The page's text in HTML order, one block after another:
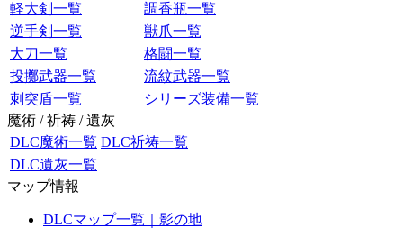
軽大剣一覧
調香瓶一覧
逆手剣一覧
獣爪一覧
大刀一覧
格闘一覧
投擲武器一覧
流紋武器一覧
刺突盾一覧
シリーズ装備一覧
魔術 / 祈祷 / 遺灰
DLC魔術一覧 DLC祈祷一覧
DLC遺灰一覧
マップ情報
DLCマップ一覧｜影の地